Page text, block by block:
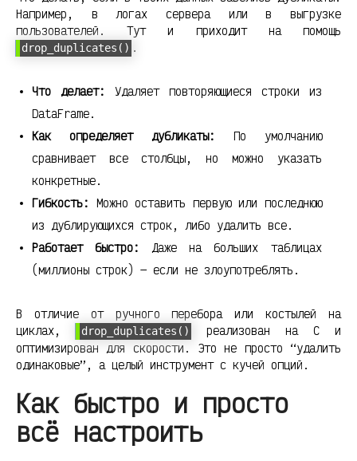
Например, в логах сервера или в выгрузке
пользователей. Тут и приходит на помощь
drop_duplicates() .
Что делает:
Удаляет повторяющиеся строки из
DataFrame.
Как определяет дубликаты: По умолчанию
сравнивает все столбцы, но можно указать
конкретные.
Гибкость: Можно оставить первую или последнюю
из дублирующихся строк, либо удалить все.
Работает быстро:
Даже на больших таблицах
(миллионы строк) — если не злоупотреблять.
В отличие от ручного перебора или костылей на
циклах,
drop_duplicates()
реализован на C и
оптимизирован для скорости. Это не просто “удалить
одинаковые”, а целый инструмент с кучей опций.
Как быстро и просто
всё настроить